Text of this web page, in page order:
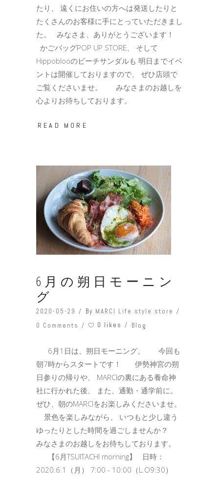
たり、 遠くにお住いの方へは発送したりと
たくさんのお客様に手にとっていただきまし
た。 みなさま、ありがとうございます！
かごバッグPOP UP STORE、 そして
Hippoblooのビーチサンダルも 明日までイベ
ントは開催しておりますので、 ぜひ店頭で
ご覧くださいませ。 みなさまのお越しを
心よりお待ちしております。
READ MORE
6月の朔日モーニン
グ
2020-05-29 By MARCI Life style store
0 Comments
0 likes Blog
6月1日は、朔日モーニング。 今回も
朝7時からスタートです！ 伊勢神宮の朔
日参りの帰りや、 MARCIの裏にある養命神
社に行かれた後、 また、通勤・通学前に。
ぜひ、朝のMARCIをお楽しみくださいませ。
景色を楽しみながら、 いつもと少し違う
ゆったりとした時間を過ごしませんか？
みなさまのお越しをお待ちしております。
【6月TSUITACHI morning】 日時：
2020.6.1（月） 7:00 - 10:00（L.O9:30）